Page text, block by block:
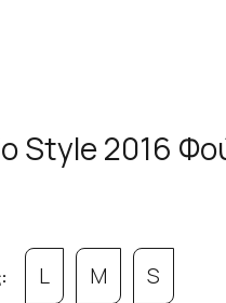
Style 2016
L M S